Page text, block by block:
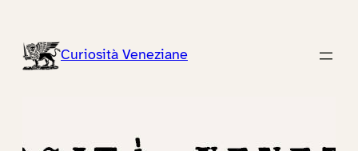
contenutoCuriosità Veneziane